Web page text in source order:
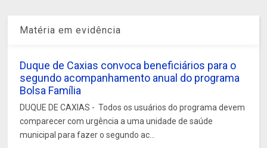
Matéria em evidência
Duque de Caxias convoca beneficiários para o
segundo acompanhamento anual do programa
Bolsa Família
DUQUE DE CAXIAS - Todos os usuários do programa devem
comparecer com urgência a uma unidade de saúde
municipal para fazer o segundo ac...